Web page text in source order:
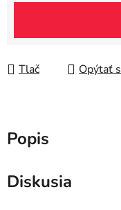
Tlač Opýtať
Popis
Diskusia